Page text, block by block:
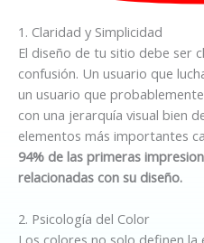
1. Claridad y Simplicidad
El diseño de tu sitio debe ser
confusión. Un usuario que
un usuario que
con una jerarquía visual bien
elementos más importantes
94% de las primeras
relacionadas con su diseño.
2. Psicología del Color